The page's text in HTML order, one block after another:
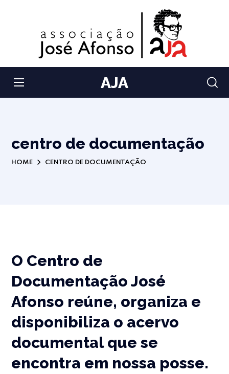
AJA
centro de documentação
HOME CENTRO DE DOCUMENTAÇÃO
O Centro de
Documentação José
Afonso reúne, organiza e
disponibiliza o acervo
documental que se
encontra em nossa posse.